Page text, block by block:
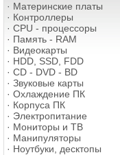
· Материнские платы
· Контроллеры
· CPU - процессоры
· Память - RAM
· Видеокарты
· HDD, SSD, FDD
· CD - DVD - BD
· Звуковые карты
· Охлаждение ПК
· Корпуса ПК
· Электропитание
· Мониторы и ТВ
· Манипуляторы
· Ноутбуки, десктопы